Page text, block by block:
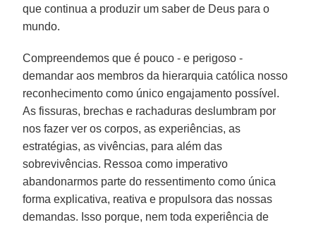
que continua a produzir um saber de Deus para o
mundo.
Compreendemos que é pouco - e perigoso -
demandar aos membros da hierarquia católica nosso
reconhecimento como único engajamento possível.
As fissuras, brechas e rachaduras deslumbram por
nos fazer ver os corpos, as experiências, as
estratégias, as vivências, para além das
sobrevivências. Ressoa como imperativo
abandonarmos parte do ressentimento como única
forma explicativa, reativa e propulsora das nossas
demandas. Isso porque, nem toda experiência de